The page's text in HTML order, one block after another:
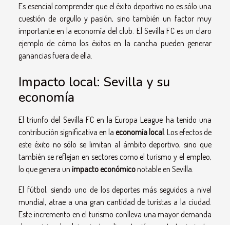
Es esencial comprender que el éxito deportivo no es sólo una
cuestión de orgullo y pasión, sino también un factor muy
importante en la economía del club. El Sevilla FC es un claro
ejemplo de cómo los éxitos en la cancha pueden generar
ganancias fuera de ella.
Impacto local: Sevilla y su
economía
El triunfo del Sevilla FC en la Europa League ha tenido una
contribución significativa en la economía local. Los efectos de
este éxito no sólo se limitan al ámbito deportivo, sino que
también se reflejan en sectores como el turismo y el empleo,
lo que genera un impacto económiconotable en Sevilla.
El fútbol, siendo uno de los deportes más seguidos a nivel
mundial, atrae a una gran cantidad de turistas a la ciudad.
Este incremento en el turismo conlleva una mayor demanda